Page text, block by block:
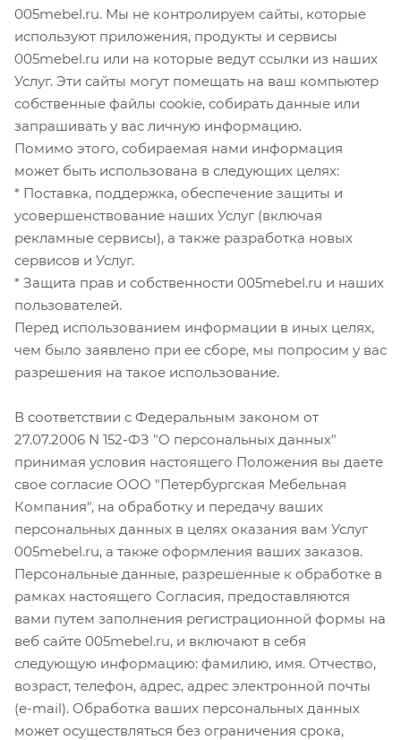
005mebel.ru. Мы не контролируем сайты, которые
используют приложения, продукты и сервисы
005mebel.ru или на которые ведут ссылки из наших
Услуг. Эти сайты могут помещать на ваш компьютер
собственные файлы cookie, собирать данные или
запрашивать у вас личную информацию.
Помимо этого, собираемая нами информация
может быть использована в следующих целях:
* Поставка, поддержка, обеспечение защиты и
усовершенствование наших Услуг (включая
рекламные сервисы), а также разработка новых
сервисов и Услуг.
* Защита прав и собственности 005mebel.ru и наших
пользователей.
Перед использованием информации в иных целях,
чем было заявлено при ее сборе, мы попросим у вас
разрешения на такое использование.
В соответствии с Федеральным законом от
27.07.2006 N 152-ФЗ "О персональных данных"
принимая условия настоящего Положения вы даете
свое согласие ООО "Петербургская Мебельная
Компания", на обработку и передачу ваших
персональных данных в целях оказания вам Услуг
005mebel.ru, а также оформления ваших заказов.
Персональные данные, разрешенные к обработке в
рамках настоящего Согласия, предоставляются
вами путем заполнения регистрационной формы на
веб сайте 005mebel.ru, и включают в себя
следующую информацию: фамилию, имя. Отчество,
возраст, телефон, адрес, адрес электронной почты
(e-mail). Обработка ваших персональных данных
может осуществляться без ограничения срока,